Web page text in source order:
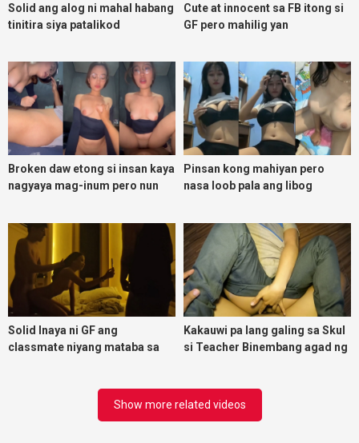
Solid ang alog ni mahal habang
tinitira siya patalikod
Cute at innocent sa FB itong si
GF pero mahilig yan
Broken daw etong si insan kaya
nagyaya mag-inum pero nun
Pinsan kong mahiyan pero
nasa loob pala ang libog
Solid Inaya ni GF ang
classmate niyang mataba sa
Kakauwi pa lang galing sa Skul
si Teacher Binembang agad ng
Show more related videos